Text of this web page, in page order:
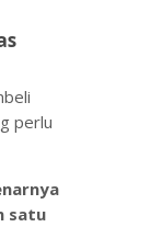
perlu
satu